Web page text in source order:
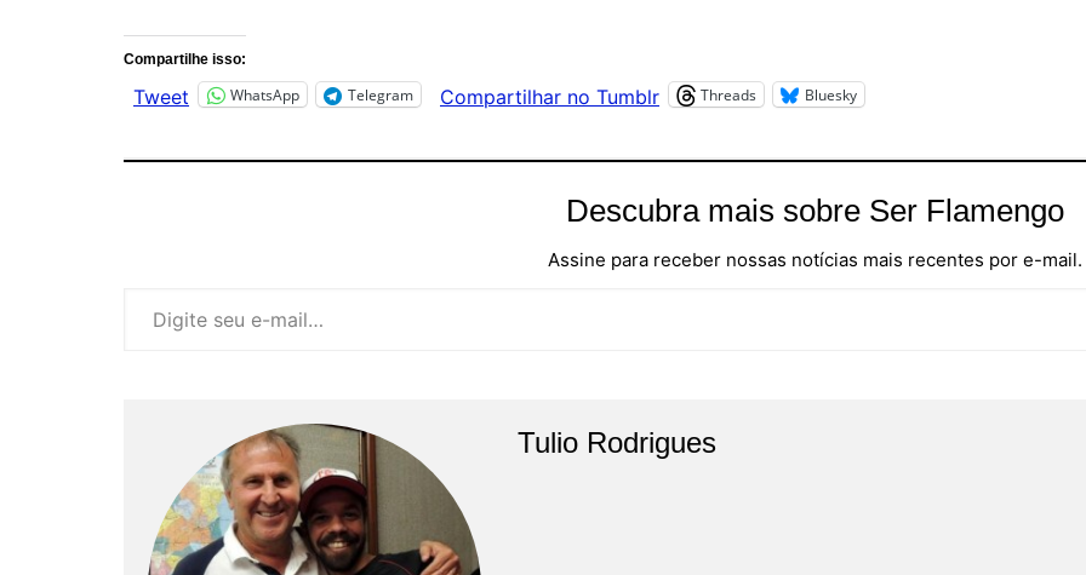
Compartilhe isso:
Tweet WhatsApp Telegram Compartilhar no Tumblr Threads Bluesky
Descubra mais sobre Ser Flamengo
Assine para receber nossas notícias mais recentes por e-mail.
Tulio Rodrigues